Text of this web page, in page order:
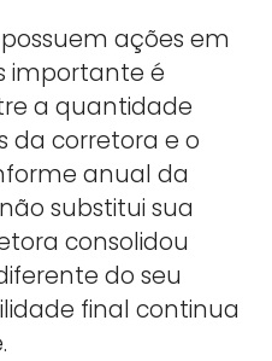
ações em
importante é
a quantidade
da corretora e o
anual da
substitui sua
consolidou
do seu
final continua